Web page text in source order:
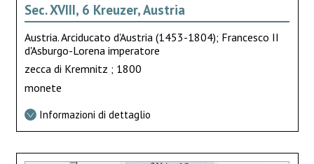
Sec. XVIII, 6 Kreuzer, Austria
Austria. Arciducato d'Austria (1453-1804); Francesco II
d'Asburgo-Lorena imperatore
zecca di Kremnitz ; 1800
monete
Informazioni di dettaglio